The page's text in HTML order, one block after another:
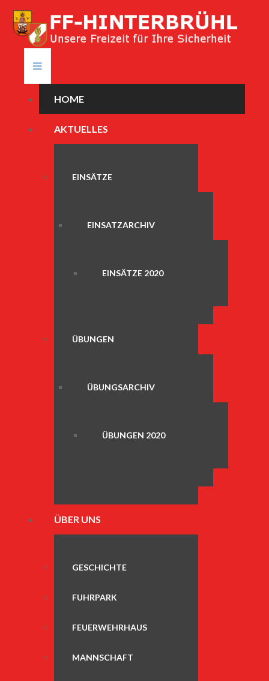
HOME
AKTUELLES
EINSÄTZE
EINSATZARCHIV
EINSÄTZE 2020
ÜBUNGEN
ÜBUNGSARCHIV
ÜBUNGEN 2020
ÜBER UNS
GESCHICHTE
FUHRPARK
FEUERWEHRHAUS
MANNSCHAFT